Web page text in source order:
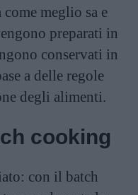
meglio sa e
preparati in
conservati in
a delle regole
degli alimenti.
cooking
con il batch